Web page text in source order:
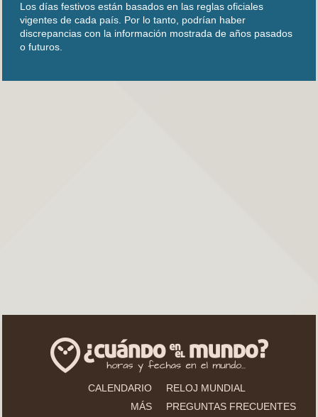
Los días festivos están basados en las reglas oficiales
vigentes de cada país. Por lo tanto, podrían haber
discrepancias con la información mostrada de años pasados
o futuros.
CALENDARIO
RELOJ MUNDIAL
MÁS
PREGUNTAS FRECUENTES